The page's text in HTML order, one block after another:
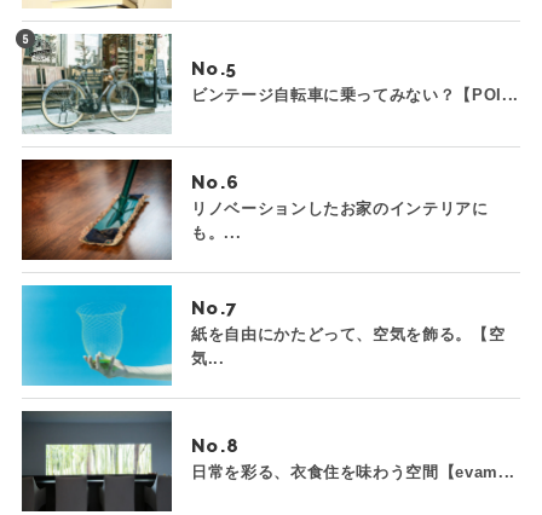
No.
ビンテージ自転車に乗ってみない？【POI...
No.
リノベーションしたお家のインテリアに
も。...
No.
紙を自由にかたどって、空気を飾る。【空
気...
No.
日常を彩る、衣食住を味わう空間【evam...